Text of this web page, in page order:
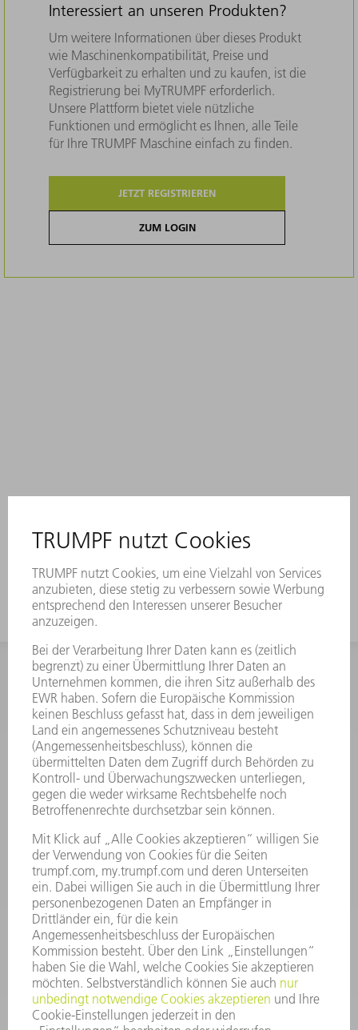
Interessiert an unseren Produkten?
Um weitere Informationen über dieses Produkt
wie Maschinenkompatibilität, Preise und
Verfügbarkeit zu erhalten und zu kaufen, ist die
Registrierung bei MyTRUMPF erforderlich.
Unsere Plattform bietet viele nützliche
Funktionen und ermöglicht es Ihnen, alle Teile
für Ihre TRUMPF Maschine einfach zu finden.
JETZT REGISTRIEREN
ZUM LOGIN
INFORMATION
Häufig gestellte Fragen
Allgemeine Geschäftsbedingungen
KONTAKT
Kundenbetreuung TRUMPF Werkzeugmaschinen
+49 7156 303 33222
Mo - Fr: 07:30 - 17:30 Uhr
Erweiterte Rufbereitschaft per Service App Mo - Fr:
06:30 - 20.00 Uhr Sa: 07:00 - 12:00 Uhr
Kundenbetreuung@trumpf.com
KONTAKT
Service TRUMPF Lasertechnik
+49 7156 303 37444
Mo - Fr: 07:30 - 18:00 Uhr
Additive Manufacturing 07:30 - 17:30 Uhr
spareparts.tld@trumpf.com